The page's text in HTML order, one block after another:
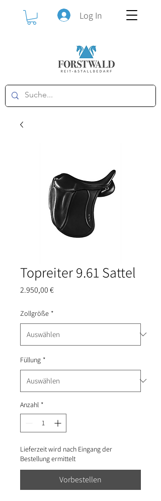
Log In
Topreiter 9.61 Sattel
2.950,00 €Preis
Zollgröße *
Füllung *
Anzahl *
Lieferzeit wird nach Eingang der
Bestellung ermittelt
Vorbestellen